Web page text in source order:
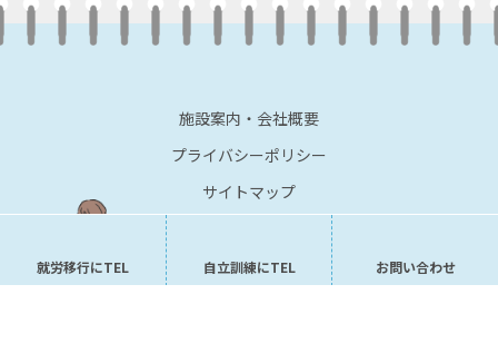
施設案内・会社概要
プライバシーポリシー
サイトマップ
就労移行にTEL 自立訓練にTEL お問い合わせ